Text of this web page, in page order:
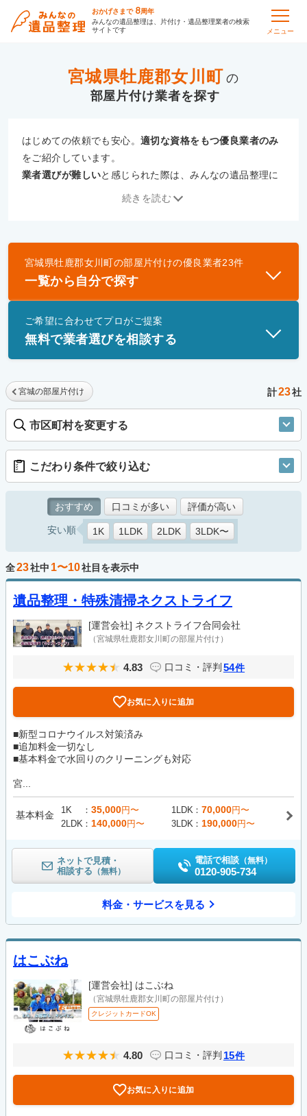
おかげさまで 8周年
みんなの遺品整理は、片付け・遺品整理業者の検索
サイトです
メニュー
宮城県牡鹿郡女川町 の
部屋片付け
はじめての依頼でも安心。適切な資格をもつ優良業者のみ
をご紹介しています。
業者選びが難しいと感じられた際は、みんなの遺品整理に
優良業者とは
一般財団法人遺品整理認定協会、および一般社団法
士」資格を持つ事業者のみ掲載しています。
続きを読む
宮城県牡鹿郡女川町の部屋片付けの優良業者23件
一覧から自分で探す
ご希望に合わせてプロがご提案
無料で業者選びを相談する
宮城の部屋片付け 計23社
市区町村を変更する
こだわり条件で絞り込む
おすすめ 口コミが多い 評価が高い
安い順 1K 1LDK 2LDK 3LDK〜
全23社中 1〜10社目を表示中
遺品整理・特殊清掃ネクストライフ
[運営会社] ネクストライフ合同会社
（宮城県牡鹿郡女川町の部屋片付け）
4.83 口コミ・評判 54件
お気に入りに追加
■新型コロナウイルス対策済み
■追加料金一切なし
■基本料金で水回りのクリーニングも対応
宮...
基本料金 1K 35,000円〜 1LDK 70,000円〜
2LDK
140,000円〜 3LDK 190,000円〜
ネットで見積・
相談する （無料）
電話で相談 （無料）
0120-905-734
料金・サービスを見る
はこぶね
[運営会社] はこぶね
（宮城県牡鹿郡女川町の部屋片付け）
クレジットカードOK
4.80 口コミ・評判 15件
お気に入りに追加